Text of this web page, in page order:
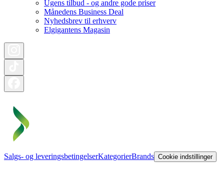
Ugens tilbud - og andre gode priser
Månedens Business Deal
Nyhedsbrev til erhverv
Elgigantens Magasin
Salgs- og leveringsbetingelserKategorierBrands Cookie indstillinger